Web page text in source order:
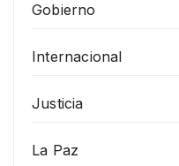
Gobierno
Internacional
Justicia
La Paz